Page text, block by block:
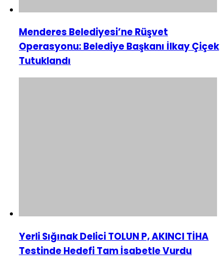
Menderes Belediyesi’ne Rüşvet
Operasyonu: Belediye Başkanı İlkay Çiçek
Tutuklandı
Yerli Sığınak Delici TOLUN P, AKINCI TİHA
Testinde Hedefi Tam İsabetle Vurdu